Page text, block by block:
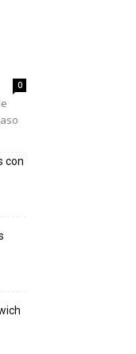
0
con